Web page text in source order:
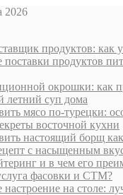
2026
продуктов: как
поставки продуктов
окрошки: как
летний суп дома
мясо по-турецки:
восточной кухни
настоящий борщ
с насыщенным
и в чем его
фасовки и СТМ?
настроение на столе: